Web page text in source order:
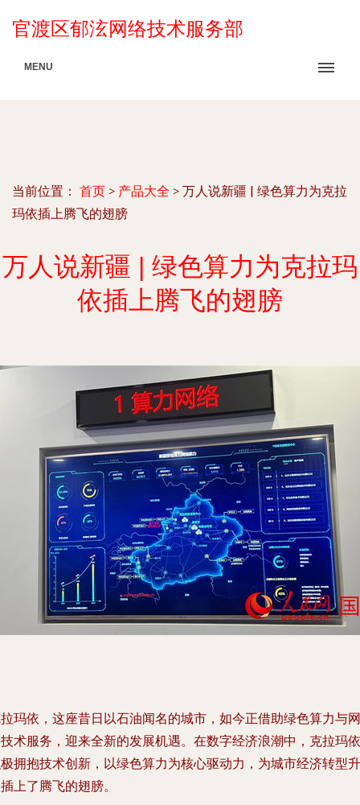
官渡区郁泫网络技术服务部
MENU
当前位置： 首页 > 产品大全 > 万人说新疆 | 绿色算力为克拉
玛依插上腾飞的翅膀
万人说新疆 | 绿色算力为克拉玛
依插上腾飞的翅膀
玛依，这座昔日以石油闻名的城市，如今正借助绿色算力与网
术服务，迎来全新的发展机遇。在数字经济浪潮中，克拉玛依
拥抱技术创新，以绿色算力为核心驱动力，为城市经济转型升
上了腾飞的翅膀。